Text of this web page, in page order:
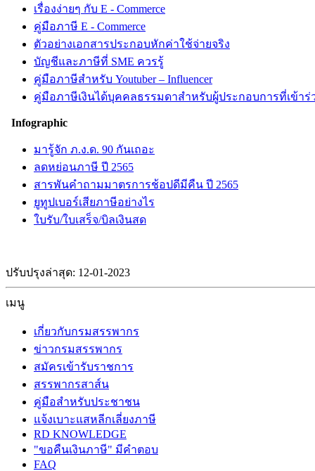
เรื่องง่ายๆ กับ E - Commerce
คู่มือภาษี E - Commerce
ตัวอย่างเอกสารประกอบหักค่าใช้จ่ายจริง
บัญชีและภาษีที่ SME ควรรู้
คู่มือภาษีสำหรับ Youtuber – Influencer
คู่มือภาษีเงินได้บุคคลธรรมดาสำหรับผู้ประกอบการที่เข้าร่
Infographic
มารู้จัก ภ.ง.ด. 90 กันเถอะ
ลดหย่อนภาษี ปี 2565
สารพันคำถามมาตรการช้อปดีมีคืน ปี 2565
ยูทูปเบอร์เสียภาษีอย่างไร
ใบรับ/ใบเสร็จ/บิลเงินสด
ปรับปรุงล่าสุด: 12-01-2023
เมนู
เกี่ยวกับกรมสรรพากร
ข่าวกรมสรรพากร
สมัครเข้ารับราชการ
สรรพากรสาส์น
คู่มือสำหรับประชาชน
แจ้งเบาะแสหลีกเลี่ยงภาษี
RD KNOWLEDGE
"ขอคืนเงินภาษี" มีคำตอบ
FAQ